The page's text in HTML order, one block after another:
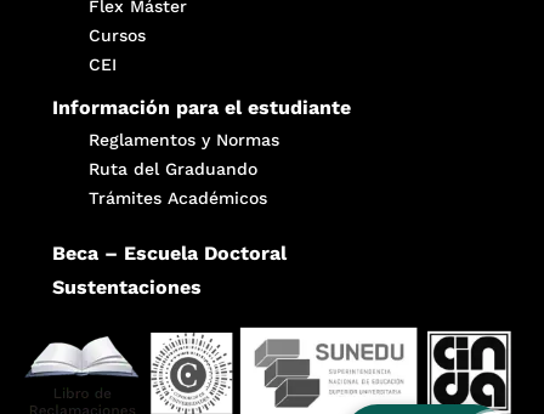
Flex Máster
Cursos
CEI
Información para el estudiante
Reglamentos y Normas
Ruta del Graduando
Trámites Académicos
Beca – Escuela Doctoral
Sustentaciones